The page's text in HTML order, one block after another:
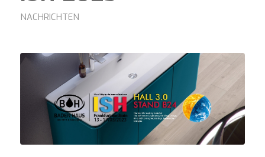
NACHRICHTEN